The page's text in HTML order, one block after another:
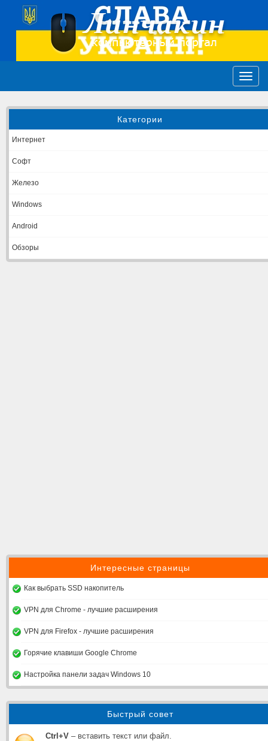
Категории
Интернет
Софт
Железо
Windows
Android
Обзоры
Интересные страницы
Как выбрать SSD накопитель
VPN для Chrome - лучшие расширения
VPN для Firefox - лучшие расширения
Горячие клавиши Google Chrome
Настройка панели задач Windows 10
Быстрый совет
Ctrl+V – вставить текст или файл.